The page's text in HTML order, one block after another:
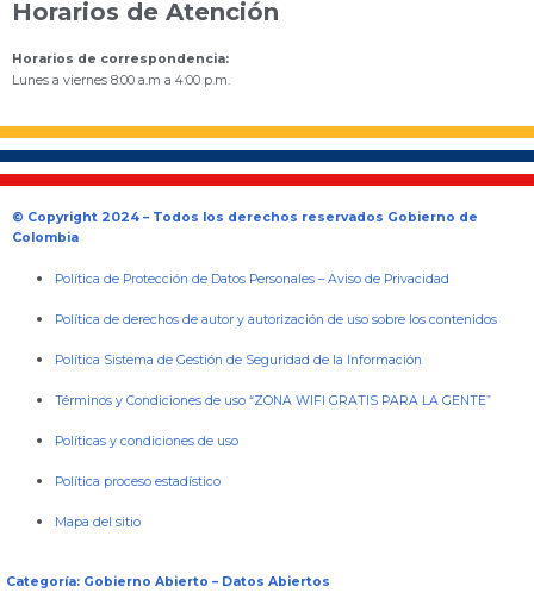
Horarios de Atención
Horarios de correspondencia:
Lunes a viernes 8:00 a.m a 4:00 p.m.
© Copyright 2024 – Todos los derechos reservados Gobierno de
Colombia
Política de Protección de Datos Personales –Aviso de Privacidad
Política de derechos de autor y autorización de uso sobre los contenidos
Política Sistema de Gestión de Seguridad de la Información
Términos y Condiciones de uso “ZONA WIFI GRATIS PARA LA GENTE”
Políticas y condiciones de uso
Política proceso estadístico
Mapa del sitio
Categoría: Gobierno Abierto – Datos Abiertos